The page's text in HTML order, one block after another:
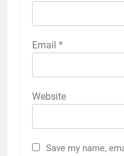
Email *
Website
Save my name,